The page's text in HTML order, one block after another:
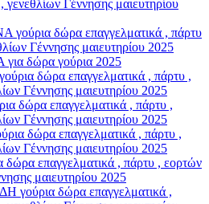
Γέννησης μαιευτηρίου
δώρα επαγγελματικά , πάρτυ
Γέννησης μαιευτηρίου 2025
δώρα γούρια 2025
δώρα επαγγελματικά , πάρτυ ,
Γέννησης μαιευτηρίου 2025
δώρα επαγγελματικά , πάρτυ ,
Γέννησης μαιευτηρίου 2025
δώρα επαγγελματικά , πάρτυ ,
Γέννησης μαιευτηρίου 2025
επαγγελματικά , πάρτυ , εορτών
μαιευτηρίου 2025
γούρια δώρα επαγγελματικά ,